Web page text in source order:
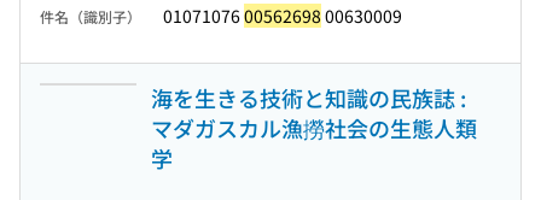
件名（識別子） 0107107600562698 00630009
海を生きる技術と知識の民族誌 :
マダガスカル漁撈社会の生態人類
学